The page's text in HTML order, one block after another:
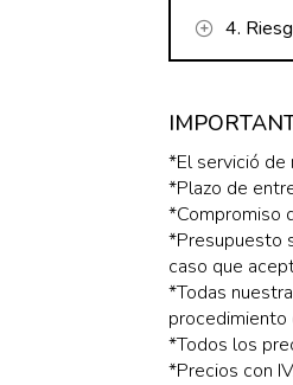
4.
*El servició de
*Plazo de
*Compromiso
*Presupuesto
caso que
*Todas
procedimiento
*Todos los
*Precios con